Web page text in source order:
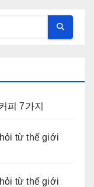
피 7가지
từ thế giới
từ thế giới